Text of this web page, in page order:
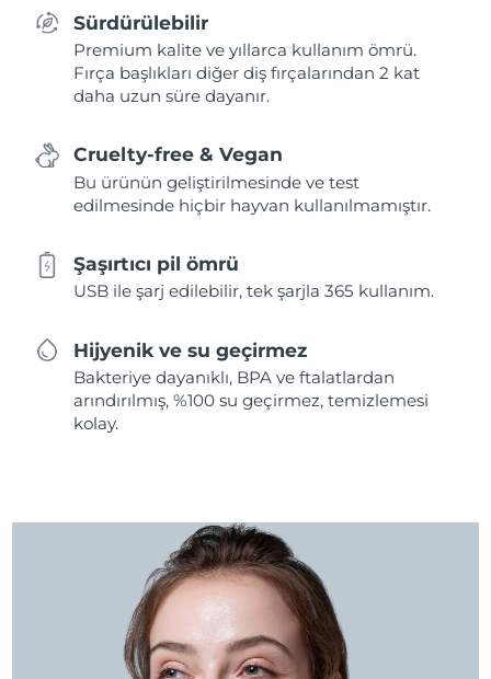
Sürdürülebilir
Premium kalite ve yıllarca kullanım ömrü.
Fırça başlıkları diğer diş fırçalarından 2 kat
daha uzun süre dayanır.
Cruelty-free & Vegan
Bu ürünün geliştirilmesinde ve test
edilmesinde hiçbir hayvan kullanılmamıştır.
Şaşırtıcı pil ömrü
USB ile şarj edilebilir, tek şarjla 365 kullanım.
Hijyenik ve su geçirmez
Bakteriye dayanıklı, BPA ve ftalatlardan
arındırılmış, %100 su geçirmez, temizlemesi
kolay.